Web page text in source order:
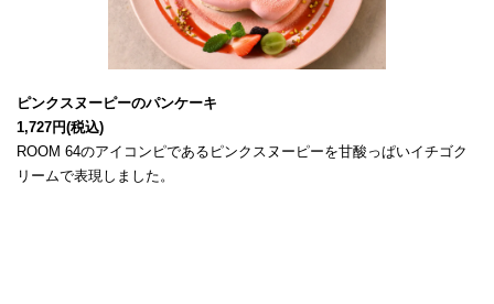
ROOM 64のアイコンピであるピンクスヌーピーを甘酸っぱいイチゴク
リームで表現しました。